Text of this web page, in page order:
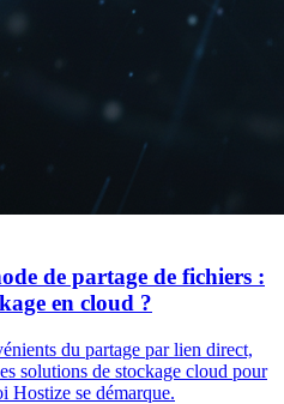
de partage de fichiers :
en cloud ?
du partage par lien direct,
solutions de stockage cloud pour
Hostize se démarque.